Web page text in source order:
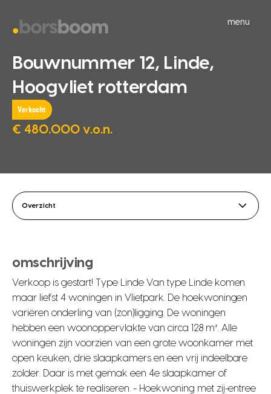
menu
Bouwnummer 12, Linde,
Hoogvliet rotterdam
Verkocht
€ 480.000 v.o.n.
Overzicht
omschrijving
Verkoop is gestart! Type Linde Van type Linde komen
maar liefst 4 woningen in Vlietpark. De hoekwoningen
variëren onderling van (zon)ligging. De woningen
hebben een woonoppervlakte van circa 128 m². Alle
woningen zijn voorzien van een grote woonkamer met
open keuken, drie slaapkamers en een vrij indeelbare
zolder. Daar is met gemak een 4e slaapkamer of
thuiswerkplek te realiseren. - Hoekwoning met zij-entree